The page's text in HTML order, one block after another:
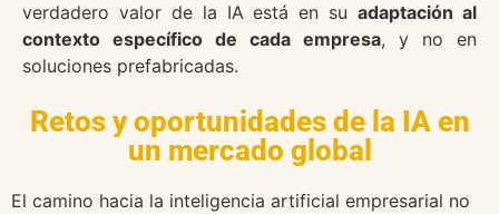
verdadero valor de la IA está en suadaptación al
contexto específico de cada empresa, y no en
soluciones prefabricadas.
Retos y oportunidades de la IA en
un mercado global
El camino hacia la inteligencia artificial empresarial no